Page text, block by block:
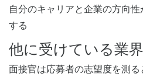
自分のキャリアと企業の方向
する
他に受けている業
面接官は応募者の志望度を測る